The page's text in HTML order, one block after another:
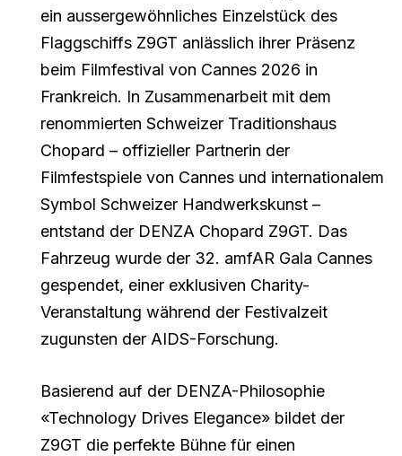
ein aussergewöhnliches Einzelstück des
Flaggschiffs Z9GT anlässlich ihrer Präsenz
beim Filmfestival von Cannes 2026 in
Frankreich. In Zusammenarbeit mit dem
renommierten Schweizer Traditionshaus
Chopard – offizieller Partnerin der
Filmfestspiele von Cannes und internationalem
Symbol Schweizer Handwerkskunst –
entstand der DENZA Chopard Z9GT. Das
Fahrzeug wurde der 32. amfAR Gala Cannes
gespendet, einer exklusiven Charity-
Veranstaltung während der Festivalzeit
zugunsten der AIDS-Forschung.
Basierend auf der DENZA-Philosophie
«Technology Drives Elegance» bildet der
Z9GT die perfekte Bühne für einen